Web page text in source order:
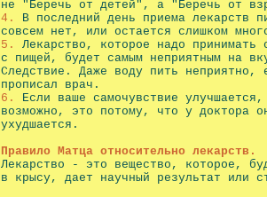
не "Беречь от детей", а "Беречь от
4.
В последний день приема лекарств
совсем нет, или остается слишком
5.
Лекарство, которое надо принимать
с пищей, будет самым неприятным на
Следствие. Даже воду пить неприятно,
прописал врач.
6.
Если ваше самочувствие
возможно, это потому, что у доктора
ухудшается.
Правило Матца относительно лекарств.
Лекарство - это вещество, которое,
в крысу, дает научный результат или